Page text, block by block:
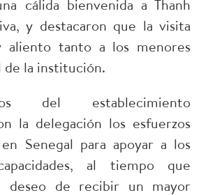
cálida bienvenida a Thanh
y destacaron que la visita
aliento tanto a los menores
de la institución.
del establecimiento
la delegación los esfuerzos
Senegal para apoyar a los
al tiempo que
deseo de recibir un mayor